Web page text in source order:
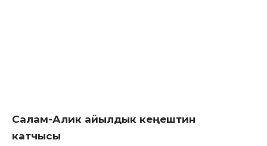
Салам-Алик айылдык кеңештин
катчысы